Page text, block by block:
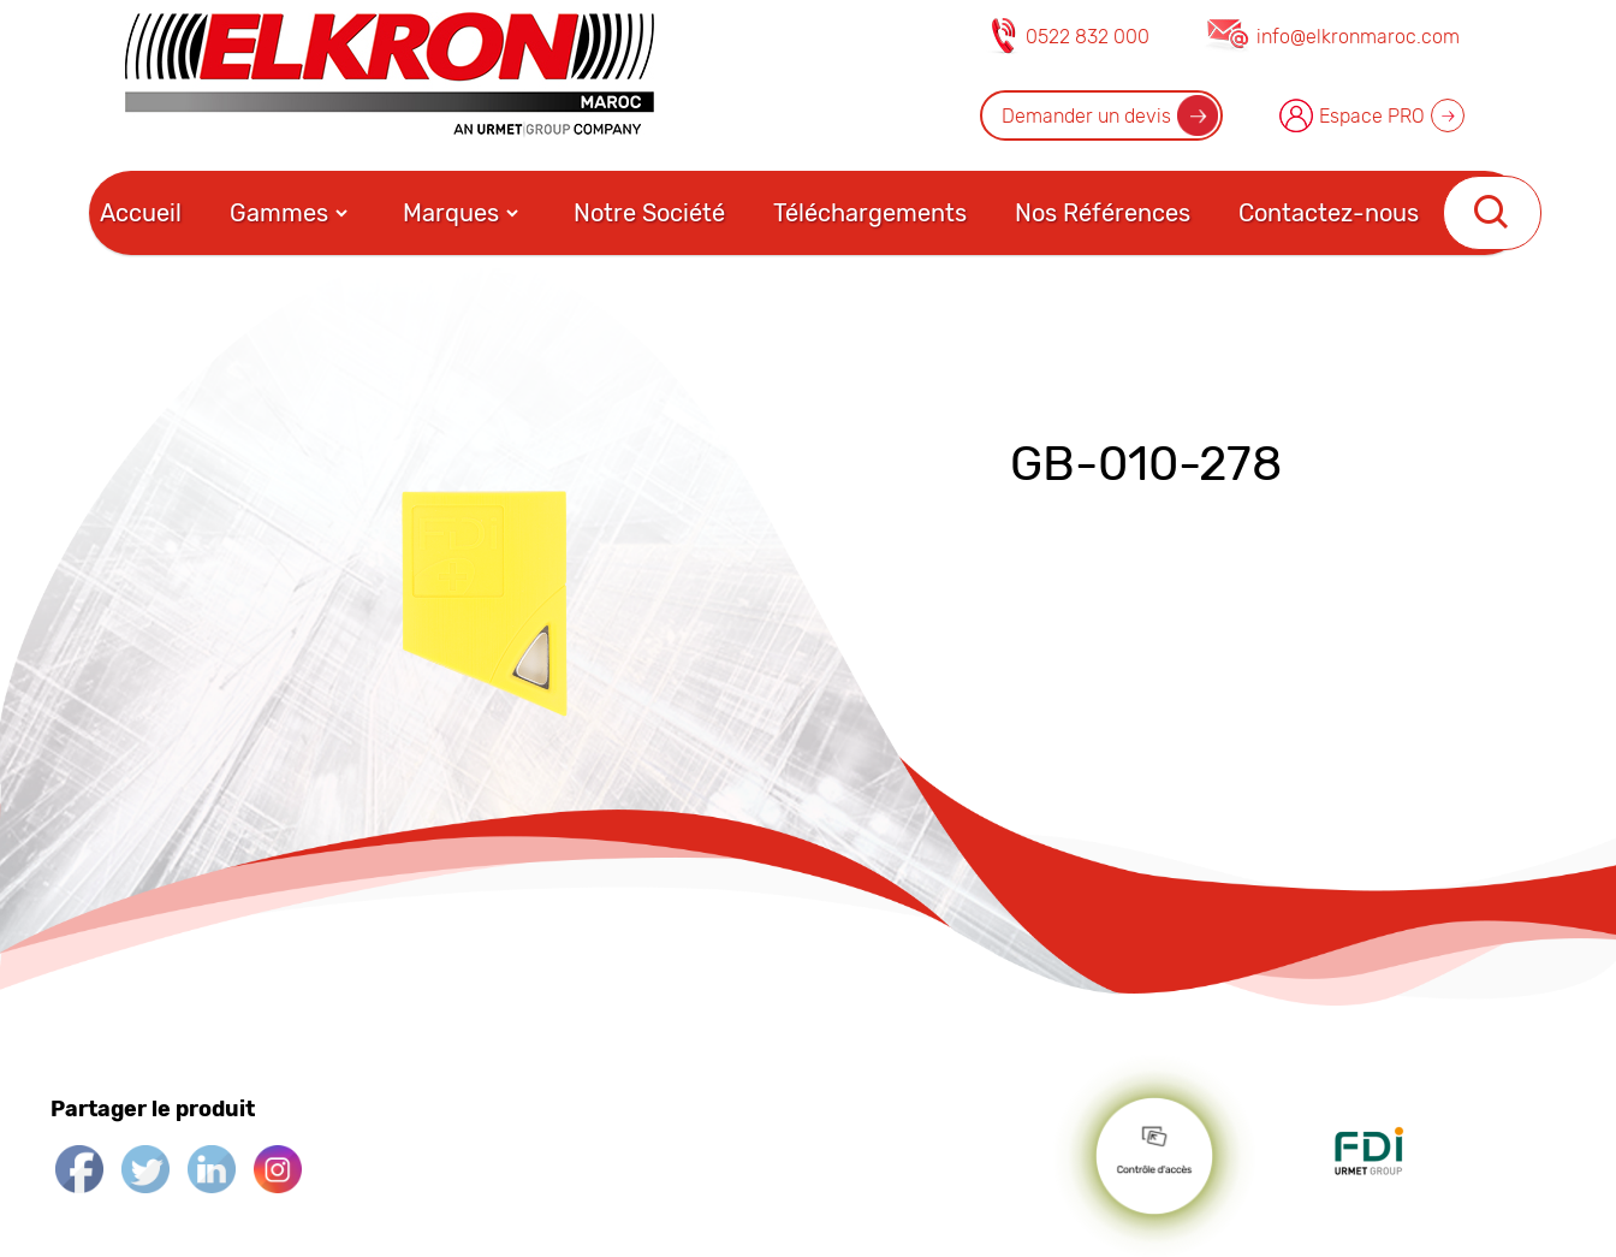
0522 832 000 info@elkronmaroc.com
Demander un devis Espace PRO
Accueil Gammes Marques Notre Société Téléchargements Nos Références Contactez-nous
GB-010-278
Partager le produit